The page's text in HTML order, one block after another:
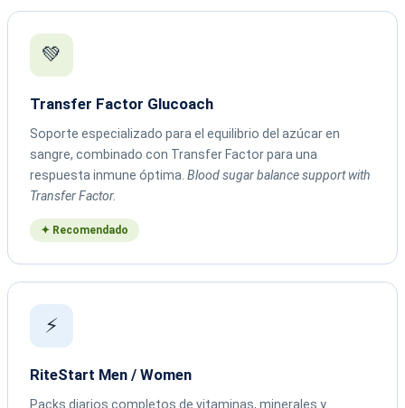
💚
Transfer Factor Glucoach
Soporte especializado para el equilibrio del azúcar en
sangre, combinado con Transfer Factor para una
respuesta inmune óptima. Blood sugar balance support with
Transfer Factor.
✦ Recomendado
⚡
RiteStart Men / Women
Packs diarios completos de vitaminas, minerales y